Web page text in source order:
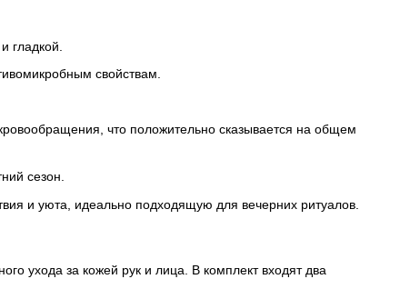
гладкой.
свойствам.
что положительно сказывается на общем
сезон.
и уюта, идеально подходящую для вечерних ритуалов.
ухода за кожей рук и лица. В комплект входят два